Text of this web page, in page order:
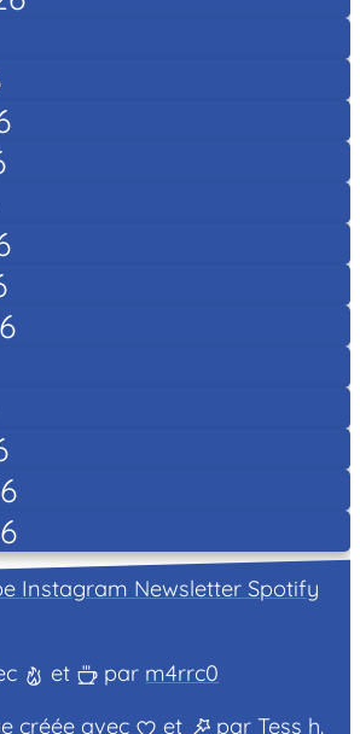
Instagram Newsletter Spotify
et par m4rrc0
créée avec
et parTess h.